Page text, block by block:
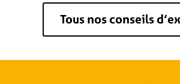
Tous nos conseils